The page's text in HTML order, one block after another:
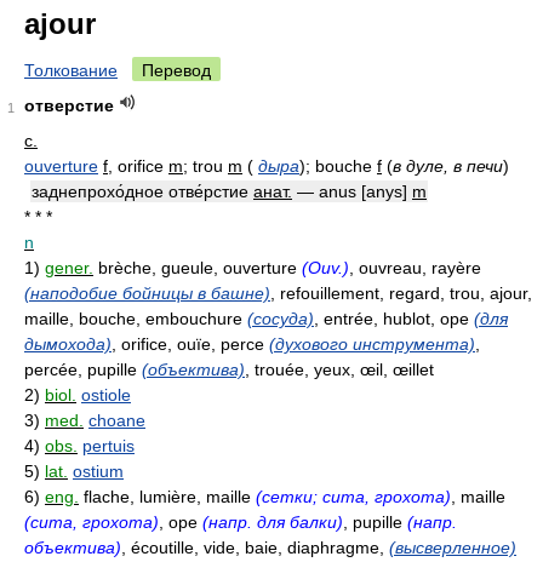
ajour
Толкование Перевод
1
отверстие
с.
ouverture f , orifice m; trou m ( дыра); bouche f (в дуле, в печи)
заднепрохо́дное отве́рстие анат. — anus [anys] m
* * *
n
1) gener. brèche, gueule, ouverture (Ouv.) , ouvreau, rayère
(наподобие бойницы в башне) , refouillement, regard, trou, ajour,
maille, bouche, embouchure (сосуда) , entrée, hublot, ope (для
дымохода) , orifice, ouïe, perce (духового инструмента)
percée, pupille (объектива) , trouée, yeux, œil, œillet
2) biol. ostiole
3) med. choane
4) obs. pertuis
5) lat. ostium
6) eng. flache, lumière, maille (сетки; сита, грохота) , maille
(сита, грохота) , ope (напр. для балки) , pupille (напр.
объектива) , écoutille, vide, baie, diaphragme, (высверленное)